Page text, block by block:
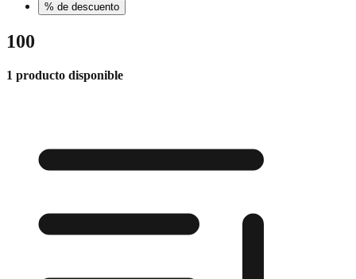
% de descuento
100
1 producto disponible